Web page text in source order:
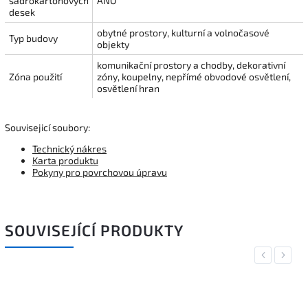
desek
Typ budovy
obytné prostory, kulturní a volnočasové
objekty
Zóna použití
komunikační prostory a chodby, dekorativní
zóny, koupelny, nepřímé obvodové osvětlení,
osvětlení hran
Souvisejicí soubory:
Technický nákres
Karta produktu
Pokyny pro povrchovou úpravu
SOUVISEJÍCÍ PRODUKTY
Previous
Next